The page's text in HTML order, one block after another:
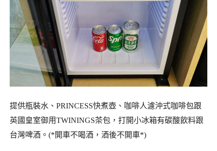
提供瓶裝水、PRINCESS快煮壺、咖啡人濾沖式咖啡包跟
英國皇室御用TWININGS茶包，打開小冰箱有碳酸飲料跟
台灣啤酒。(*開車不喝酒，酒後不開車*)